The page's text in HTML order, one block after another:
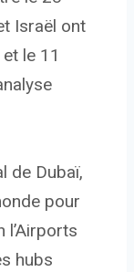
Israël ont
le 11
de Dubaï,
pour
l’Airports
hubs